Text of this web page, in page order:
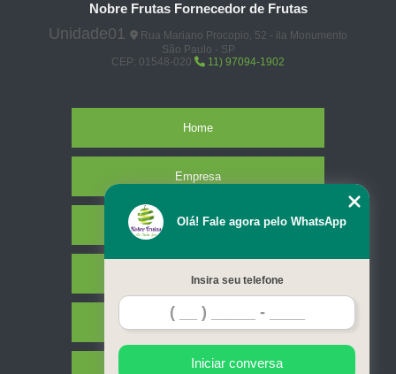
Nobre Frutas Fornecedor de Frutas
Unidade01
Rua Mariano Procopio, 52 - ila Monumento
São Paulo - SP
CEP: 01548-020
11) 97094-1902
Home
Empresa
Missão
Serviços
Contato
Mapa do site
Olá! Fale agora pelo WhatsApp
Insira seu telefone
Iniciar conversa